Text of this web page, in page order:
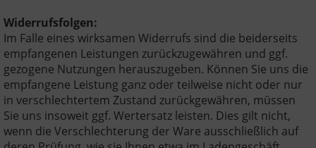
Widerrufsfolgen:
Im Falle eines wirksamen Widerrufs sind die beiderseits
empfangenen Leistungen zurückzugewähren und ggf.
gezogene Nutzungen herauszugeben. Können Sie uns die
empfangene Leistung ganz oder teilweise nicht oder nur
in verschlechtertem Zustand zurückgewähren, müssen
Sie uns insoweit ggf. Wertersatz leisten. Dies gilt nicht,
wenn die Verschlechterung der Ware ausschließlich auf